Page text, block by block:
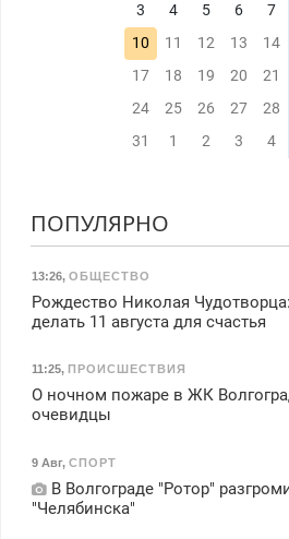
3
4 5 6 7
10
11 12 13 14
17
18 19 20 21
24
25 26 27 28
31
1 2 3 4
ПОПУЛЯРНО
13:26, ОБЩЕСТВО
Рождество Николая
делать 11 августа для счастья
11:25, ПРОИСШЕСТВИЯ
О ночном пожаре в ЖК
очевидцы
9 Авг, СПОРТ
В Волгограде "Ротор"
"Челябинска"